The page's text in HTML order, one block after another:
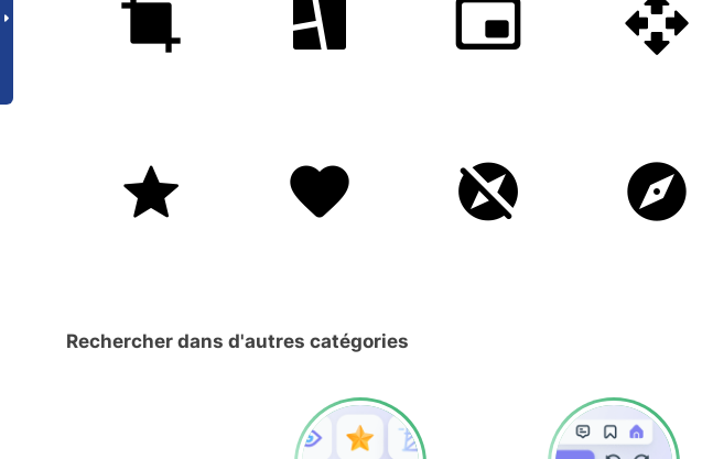
Rechercher dans d'autres catégories